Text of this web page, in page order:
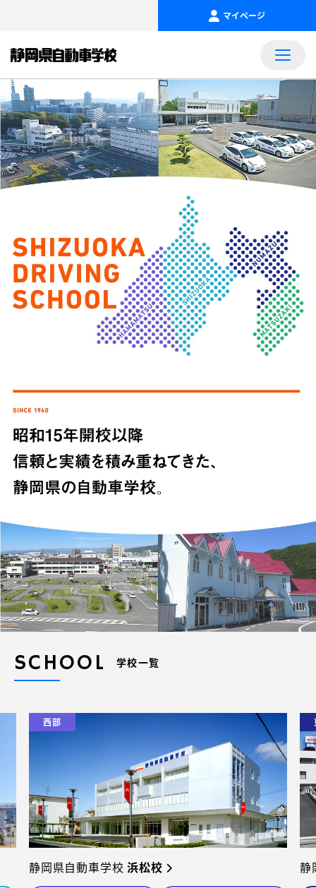
マイページ
SCHOOL 学校一覧
西部
静岡県自動車学校浜松校 静